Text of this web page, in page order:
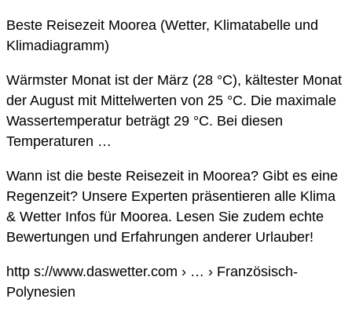
Beste Reisezeit Moorea (Wetter, Klimatabelle und
Klimadiagramm)
Wärmster Monat ist der März (28 °C), kältester Monat
der August mit Mittelwerten von 25 °C. Die maximale
Wassertemperatur beträgt 29 °C. Bei diesen
Temperaturen …
Wann ist die beste Reisezeit in Moorea? Gibt es eine
Regenzeit? Unsere Experten präsentieren alle Klima
& Wetter Infos für Moorea. Lesen Sie zudem echte
Bewertungen und Erfahrungen anderer Urlauber!
http s://www.daswetter.com › … › Französisch-
Polynesien